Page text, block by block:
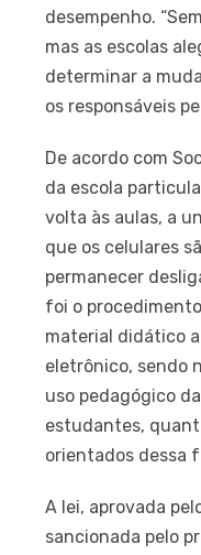
desempenho.
mas as escolas
determinar a
os responsáveis
De acordo com
da escola
volta às aulas, a
que os celulares
permanecer
foi o
material didático
eletrônico, sendo
uso pedagógico
estudantes,
orientados dessa
A lei, aprovada
sancionada pelo